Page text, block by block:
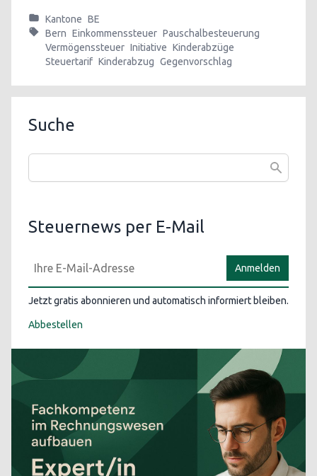
Kantone BE
Bern Einkommenssteuer Pauschalbesteuerung
Vermögenssteuer Initiative Kinderabzüge
Steuertarif Kinderabzug Gegenvorschlag
Suche
Steuernews per E-Mail
Anmelden
Jetzt gratis abonnieren und automatisch informiert bleiben.
Abbestellen